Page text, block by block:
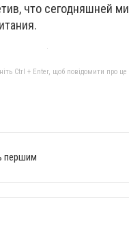
что сегодняшней
Ctrl + Enter, щоб повідомити про
першим